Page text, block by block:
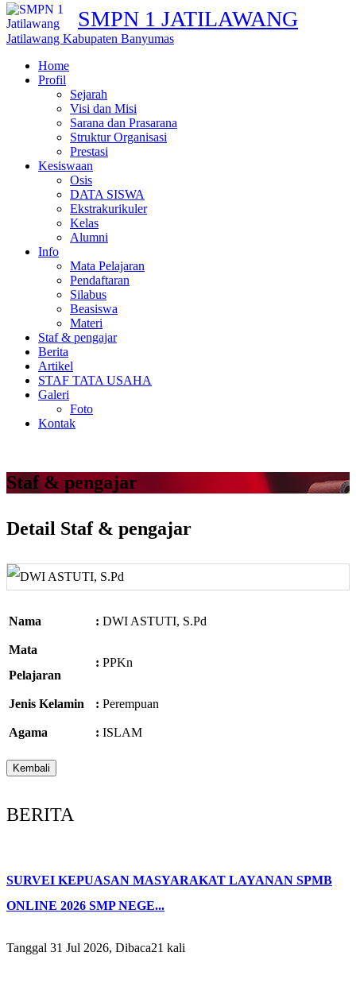
SMPN 1 JATILAWANG
Jatilawang Kabupaten Banyumas
Home
Profil
Sejarah
Visi dan Misi
Sarana dan Prasarana
Struktur Organisasi
Prestasi
Kesiswaan
Osis
DATA SISWA
Ekstrakurikuler
Kelas
Alumni
Info
Mata Pelajaran
Pendaftaran
Silabus
Beasiswa
Materi
Staf & pengajar
Berita
Artikel
STAF TATA USAHA
Galeri
Foto
Kontak
Staf & pengajar
Detail Staf & pengajar
Nama : DWI ASTUTI, S.Pd
Mata
Pelajaran
: PPKn
Jenis Kelamin : Perempuan
Agama : ISLAM
BERITA
SURVEI KEPUASAN MASYARAKAT LAYANAN SPMB
ONLINE 2026 SMP NEGE...
Tanggal 31 Jul 2026, Dibaca21 kali